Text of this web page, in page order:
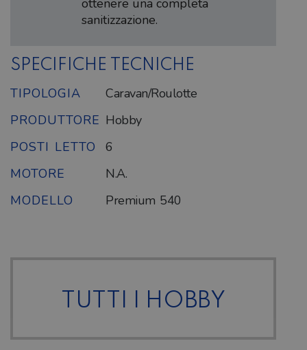
ottenere una completa
sanitizzazione.
SPECIFICHE TECNICHE
TIPOLOGIA
Caravan/Roulotte
PRODUTTORE Hobby
POSTI LETTO
6
MOTORE
N.A.
MODELLO
Premium 540
TUTTI I HOBBY